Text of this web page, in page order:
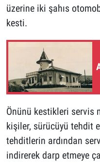
üzerine iki şahıs
kesti.
Önünü kestikleri servis
kişiler, sürücüyü tehdit
tehditlerin ardından
indirerek darp etmeye